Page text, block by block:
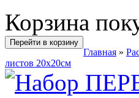
Корзина
Перейти в корзину
Главная »
листов 20х20см